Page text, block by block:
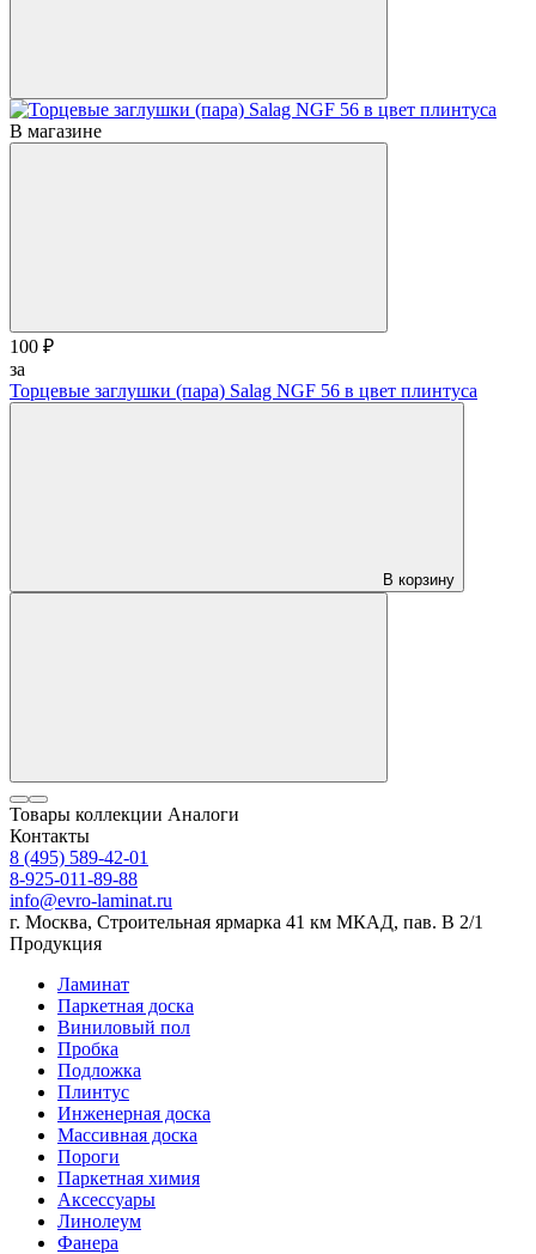
В магазине
100 ₽
за
Торцевые заглушки (пара) Salag NGF 56 в цвет плинтуса
В корзину
Товары коллекции Аналоги
Контакты
8 (495) 589-42-01
8-925-011-89-88
info@evro-laminat.ru
г. Москва, Строительная ярмарка 41 км МКАД, пав. В 2/1
Продукция
Ламинат
Паркетная доска
Виниловый пол
Пробка
Подложка
Плинтус
Инженерная доска
Массивная доска
Пороги
Паркетная химия
Аксессуары
Линолеум
Фанера